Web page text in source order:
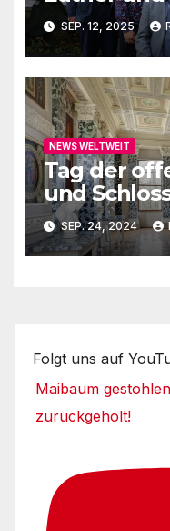
SEP. 12, 2025
NEWS WELTWEIT
Tag der
und
SEP. 24, 2024
Folgt uns auf
Maibaum
zurückgeholt!